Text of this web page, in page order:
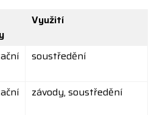
Využití
soustředění
závody, soustředění